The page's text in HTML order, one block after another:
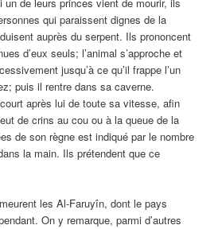
qui paraissent dignes de la
auprès du serpent. Ils prononcent
d’eux seuls; l’animal s’approche et
jusqu’à ce qu’il frappe l’un
puis il rentre dans sa caverne.
après lui de toute sa vitesse, afin
de crins au cou ou à la queue de la
de son règne est indiqué par le nombre
la main. Ils prétendent que ce
les Al-Faruyîn, dont le pays
On y remarque, parmi d’autres